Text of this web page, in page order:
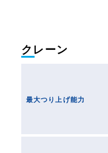
クレーン
最大つり上げ能力